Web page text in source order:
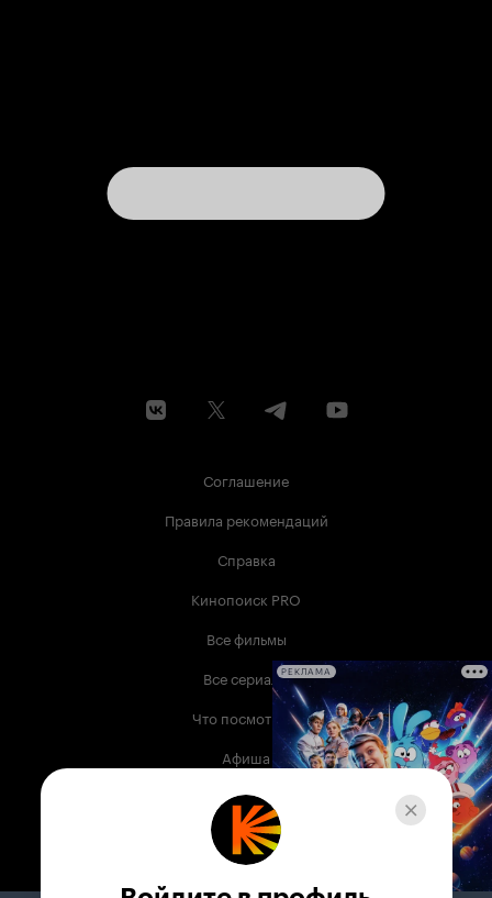
Соглашение
Правила рекомендаций
Справка
Кинопоиск PRO
Все фильмы
Все сериалы
Что посмотреть
Афиша
Музыка
Телепрограмма
РЕКЛАМА